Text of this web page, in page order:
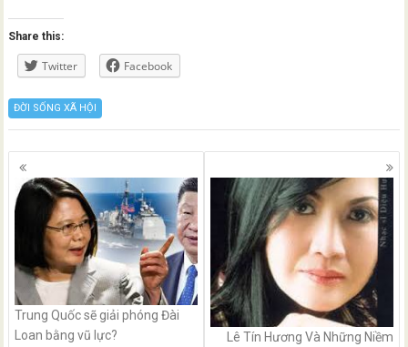
Share this:
Twitter Facebook
ĐỜI SỐNG XÃ HỘI
Posts
navigation
Trung Quốc sẽ giải phóng Đài
Loan bằng vũ lực?
Lê Tín Hương Và Những Niềm